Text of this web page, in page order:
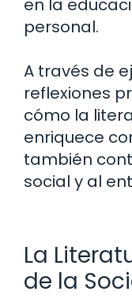
en la
personal.
A través de
reflexiones
cómo la
enriquece
también
social y al
La
de la